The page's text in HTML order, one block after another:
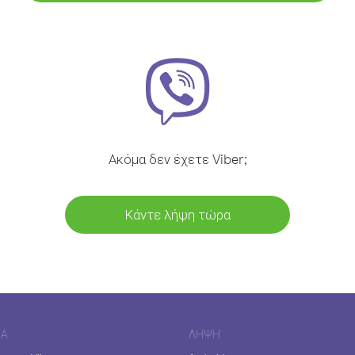
Ακόμα δεν έχετε Viber;
Κάντε λήψη τώρα
ΛΉΨΗ